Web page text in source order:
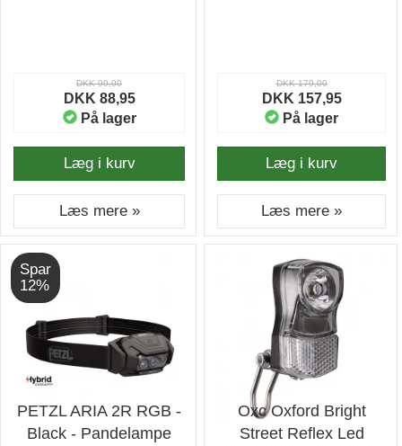
DKK 99,00
DKK 88,95
På lager
Læg i kurv
Læs mere »
DKK 179,00
DKK 157,95
På lager
Læg i kurv
Læs mere »
Spar
12%
PETZL ARIA 2R RGB -
Black - Pandelampe
Oxc Oxford Bright
Street Reflex Led